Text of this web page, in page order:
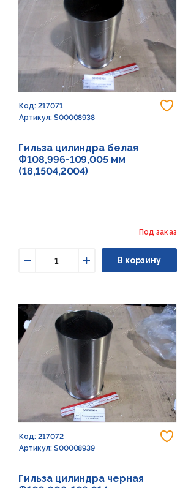
Добавить в избранное
Код: 217071
Артикул: S00008938
Гильза цилиндра белая
Ф108,996-109,005 мм
(18,1504,2004)
Под заказ
Увеличить
В корзину
Добавить в избранное
Код: 217072
Артикул: S00008939
Гильза цилиндра черная